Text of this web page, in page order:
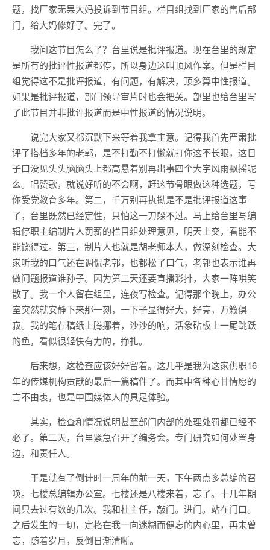
题，找厂家无果大妈投诉到节目组。栏目组找到厂家的售后部
门，给大妈修好了。完了。
我问这节目怎么了？台里说是批评报道。现在台里的规定
是所有的批评性报道都停，所以身边这叫顶风作案。但是栏目
组觉得这不是批评报道，有问题，有解决，顶多算中性报道。
如果是批评报道，部门领导审片时也会把关。部里也给台里写
了此节目并非批评报道而是中性报道的情况说明。
说完大家又都沉默下来等着我拿主意。记得我首先严肃批
评了搭档多年的老郭，是不打勤不打懒就打你这不长眼，这日
子口没见头头脑脑头上都高悬着别再出事四个大字风雨飘摇呢
么。唱赞歌，就说好听的不会啊，赶这节骨眼做这种选题，亏
你受党教育多年。第二，千万别再执拗是不是批评报道这事
了，台里既然已经定性，只怕这一刀躲不过。马上给台里写编
辑停职主编制片人罚薪的栏目组处理意见，明天上交，看能不
能饶得过。第三，制片人也就是胡老师本人，做深刻检查。大
家听我的口气还在调侃老郭，也都松了口气，老郭也表示谁再
做问题报道谁孙子。因为第二天还要直播彩排，大家一阵哄笑
散了。我一个人留在组里，连夜写检查。记得那个晚上，办公
室突然就安静下来那一刻，一下子显得好大，好亮，万籁俱
寂。我的笔在稿纸上腾挪着，沙沙的响，活象砧板上一尾跳跃
的鱼，看似很轻快有力的，挣扎。
后来想，这检查应该好好留着。这几乎是我为这家供职16
年的传媒机构贡献的最后一篇稿件了。而其中各种心甘情愿的
言不由衷，也是中国媒体人的具足体验。
其实，检查和情况说明甚至部门内部的处理处罚都已经不
必了。第二天，台里紧急召开了编务会。专门研究如何处置身
边，和责任人。
于是就有了倒计时一周年的前一天，下午两点多总编的召
唤。七楼总编辑办公室。七楼还是八楼来着，忘了。十几年期
间只去过有数的几次。我和杜主任，敲门。进门。站在门口。
之后发生的一切，定格在我一向迷糊而健忘的内心里，再未曾
忘，随着岁月，反倒日渐清晰。